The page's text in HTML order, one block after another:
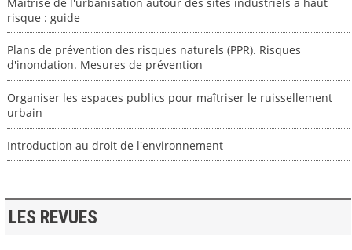
risque : guide
Plans de prévention des risques naturels (PPR). Risques
d'inondation. Mesures de prévention
Organiser les espaces publics pour maîtriser le ruissellement
urbain
Introduction au droit de l'environnement
LES REVUES